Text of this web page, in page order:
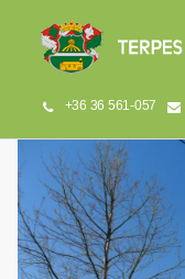
+36 36 561-057